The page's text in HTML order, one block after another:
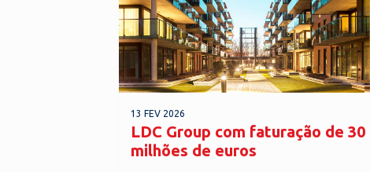
13 FEV 2026
LDC Group com faturação de 30
milhões de euros